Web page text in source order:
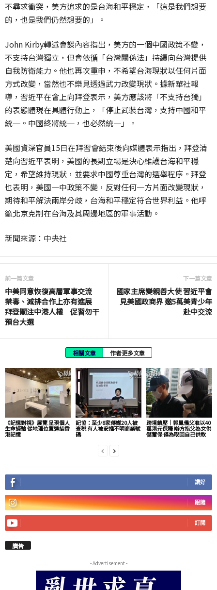
不尋求衝突，美方追求的是台海和平穩定，「這是我們想要
的，也是我們仍然想要的」。
John Kirby轉述會談內容指出，美方的一個中國政策不變，
不支持台灣獨立，但會依循「台灣關係法」持續向台灣提供
自我防衛能力。他也再次重申，不希望台海現狀以任何片面
方式改變，當然也不樂見透過武力改變現狀。據新華社報
導，習近平在會上向拜登表示，美方應該將「不支持台獨」
的表態體現在具體行動上，「停止武裝台灣，支持中國和平
統一。中國終將統一，也必然統一」。
美國資深官員15日在拜習會結束後向媒體表示指出，拜登清
楚向習近平表明，美國的長期立場是決心維護台海和平穩
定，希望維持現狀，並要求中國尊重台灣的選舉程序。拜登
也表明，美國一中政策不變，反對任何一方片面改變現狀，
期待和平解決兩岸分歧，台海和平穩定符合世界利益。他呼
籲北京克制在台海及其周邊地區的軍事活動。
新聞來源：中央社
前一篇文章
中美同意恢復高層軍事交流
禁毒、減排合作上亦有進展
拜登關注中港人權 促習勿干
預台大選
下一篇文章
國家主席變親善大使 習近平會
見美國政商界 邀5萬美青少年
赴中交流
相關文章 作者更多文章
《記憶對視》展覽 呈現個人
生命經驗 從地理位置連結香
港記憶
記協：至少8家傳媒20人被
查稅 有人被安插不明商業號
碼
跨境鎮壓｜郭鳳儀父准以40
萬港元保釋 辯方指父為女供
儲蓄保 僅為取回自己供款
讚好
跟隨
訂閱
廣告
- Advertisement -